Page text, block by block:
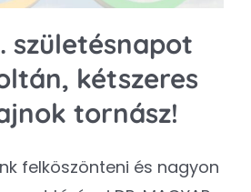
születésnapot
kétszeres
tornász!
felköszönteni és nagyon